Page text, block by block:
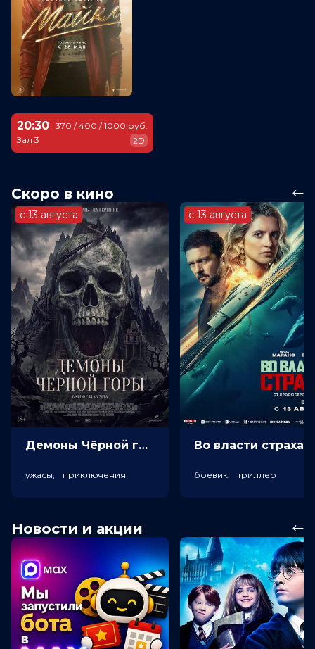
20:30
Зал 3
370 / 400 / 1000 руб.
2D
Скоро в кино
с 13 августа
Демоны Чёрной горы (18+)
ужасы, приключения
с 13 августа
боевик, триллер
Новости и акции